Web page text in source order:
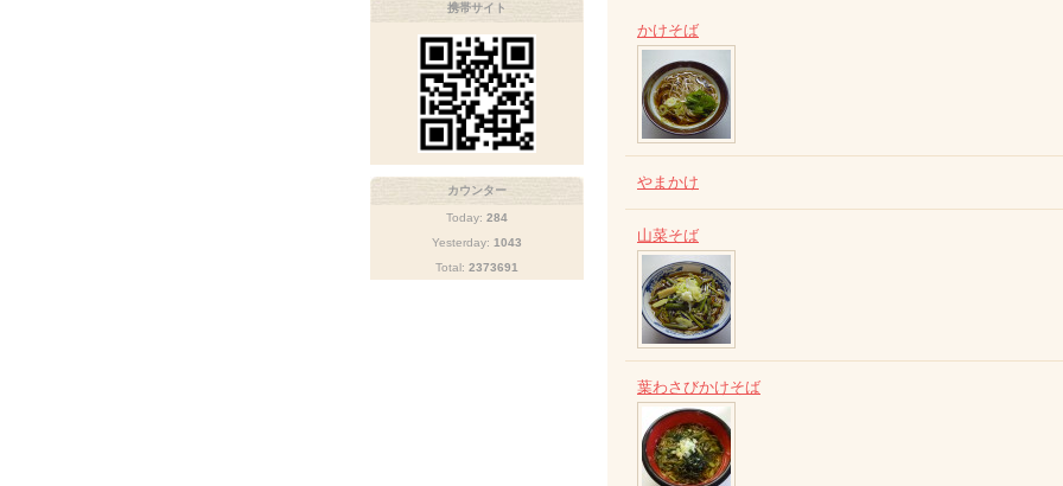
かけそば
やまかけ
山菜そば
葉わさびかけそば
携帯サイト
カウンター
Today: 284
Yesterday: 1043
Total: 2373691